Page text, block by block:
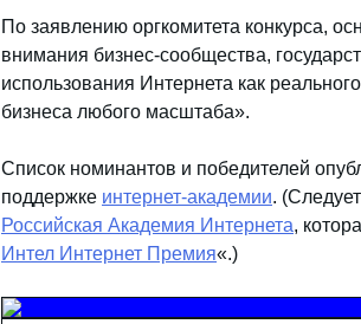
По заявлению оргкомитета конкурса,
внимания бизнес-сообщества,
использования Интернета как
бизнеса любого масштаба».
Список номинантов и победителей
поддержке интернет-академии.
Российская Академия Интернета,
Интел Интернет Премия«.)